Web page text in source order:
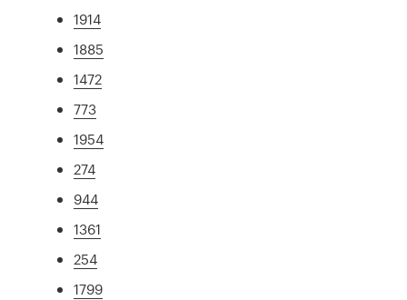
1914
1885
1472
773
1954
274
944
1361
254
1799